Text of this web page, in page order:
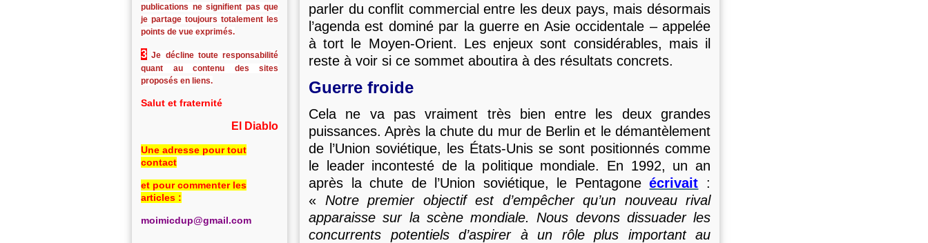
publications ne signifient pas que
je partage toujours totalement les
points de vue exprimés.
3 Je décline toute responsabilité
quant au contenu des sites
proposés en liens.
Salut et fraternité
El Diablo
Une adresse pour tout
contact
et pour commenter les
articles :
moimicdup@gmail.com
parler du conflit commercial entre les deux pays, mais désormais
l’agenda est dominé par la guerre en Asie occidentale – appelée
à tort le Moyen-Orient. Les enjeux sont considérables, mais il
reste à voir si ce sommet aboutira à des résultats concrets.
Guerre froide
Cela ne va pas vraiment très bien entre les deux grandes
puissances. Après la chute du mur de Berlin et le démantèlement
de l’Union soviétique, les États-Unis se sont positionnés comme
le leader incontesté de la politique mondiale. En 1992, un an
après la chute de l’Union soviétique, le Pentagoneécrivait :
« Notre premier objectif est d’empêcher qu’un nouveau rival
apparaisse sur la scène mondiale. Nous devons dissuader les
concurrents potentiels d’aspirer à un rôle plus important au